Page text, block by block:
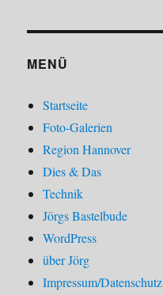
MENÜ
Startseite
Foto-Galerien
Region Hannover
Dies & Das
Technik
Jörgs Bastelbude
WordPress
über Jörg
Impressum/Datenschutz